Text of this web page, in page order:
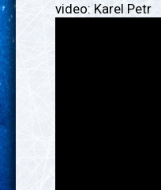
video: Karel Petr